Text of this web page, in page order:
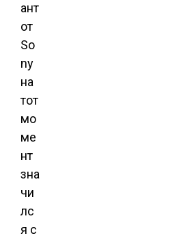
ант
от
So
ny
на
тот
мо
ме
нт
зна
чи
лс
я с